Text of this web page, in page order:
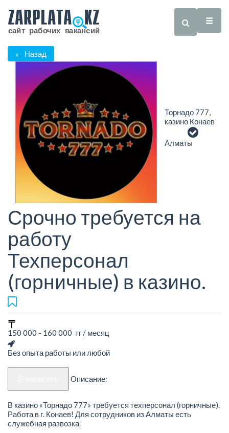
← Назад
Торнадо 777,
казино Конаев
Алматы
Срочно требуется на
работу
Техперсонал
(горничные) в казино.
150 000 - 160 000 тг / месяц
Без опыта работы или любой
Описание:
В казино «Торнадо 777» требуется техперсонал (горничные).
Работа в г. Конаев! Для сотрудников из Алматы есть
служебная развозка.